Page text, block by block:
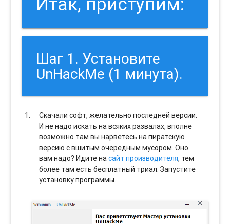
Шаг 1. Установите
UnHackMe (1 минута).
Скачали софт, желательно последней версии.
И не надо искать на всяких развалах, вполне
возможно там вы нарветесь на пиратскую
версию с вшитым очередным мусором. Оно
вам надо? Идите насайт производителя, тем
более там есть бесплатный триал. Запустите
установку программы.